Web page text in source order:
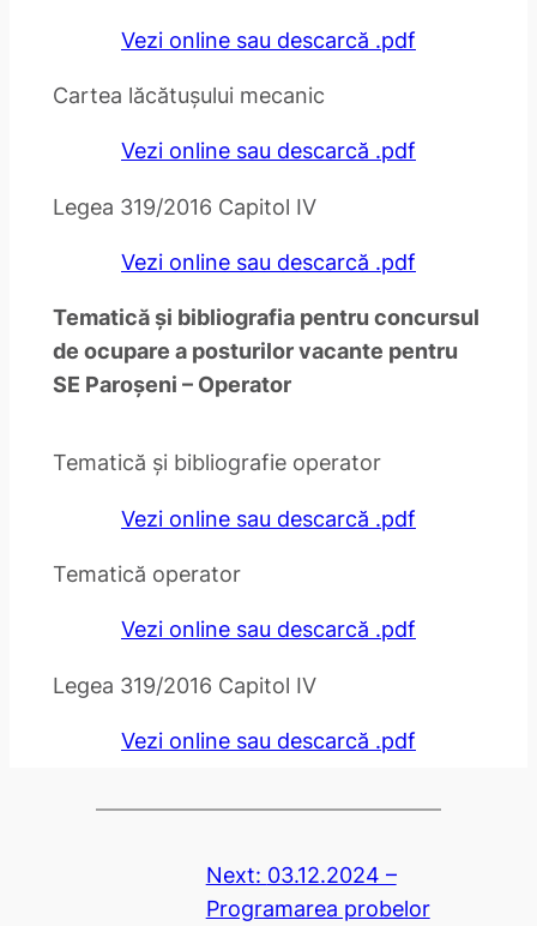
Vezi online sau descarcă .pdf
Cartea lăcătușului mecanic
Vezi online sau descarcă .pdf
Legea 319/2016 Capitol IV
Vezi online sau descarcă .pdf
Tematică și bibliografia pentru concursul
de ocupare a posturilor vacante pentru
SE Paroșeni – Operator
Tematică și bibliografie operator
Vezi online sau descarcă .pdf
Tematică operator
Vezi online sau descarcă .pdf
Legea 319/2016 Capitol IV
Vezi online sau descarcă .pdf
Next: 03.12.2024 –
Programarea probelor